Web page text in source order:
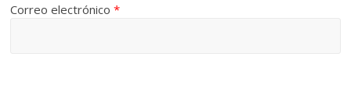
Correo electrónico*